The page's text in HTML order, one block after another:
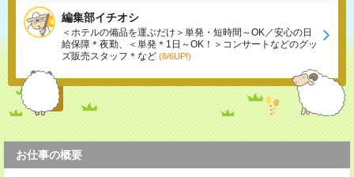
編集部イチオシ
＜ホテルの備品を運ぶだけ＞単発・短時間～OK／安心の日
給保障＊夜勤、＜単発＊1日～OK！＞コンサートなどのグッ
ズ販売スタッフ＊など (8/6UP!)
お仕事の概要